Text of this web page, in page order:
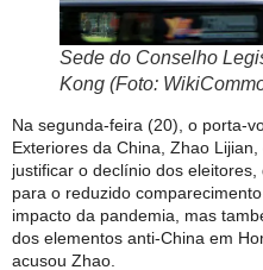
Sede do Conselho
Kong (Foto:
Na segunda-feira (20), o porta-
Exteriores da China, Zhao
justificar o declínio dos eleitores,
para o reduzido
impacto da pandemia, mas
dos elementos anti-China em
acusou Zhao.